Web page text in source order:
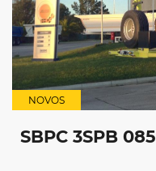
NOVOS
SBPC 3SPB 085